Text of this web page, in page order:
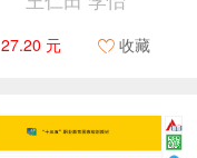
27.20 元 收藏